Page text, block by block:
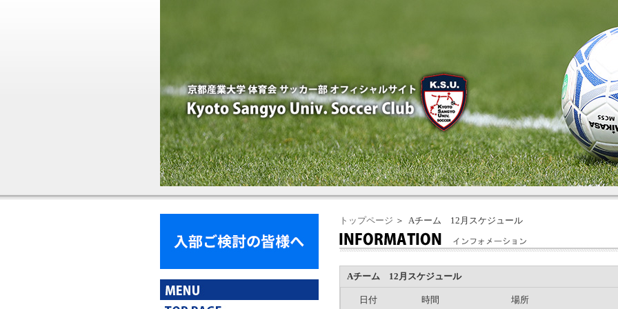
トップページ ＞ Aチーム 12月スケジュール
Aチーム 12月スケジュール
日付 時間 場所